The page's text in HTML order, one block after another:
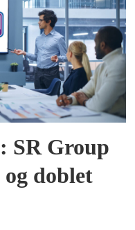
SR Group
doblet